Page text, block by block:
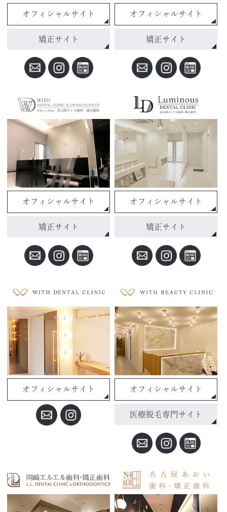
オフィシャルサイト
矯正サイト
オフィシャルサイト
矯正サイト
オフィシャルサイト
矯正サイト
オフィシャルサイト
矯正サイト
オフィシャルサイト オフィシャルサイト
医療脱毛専門サイト